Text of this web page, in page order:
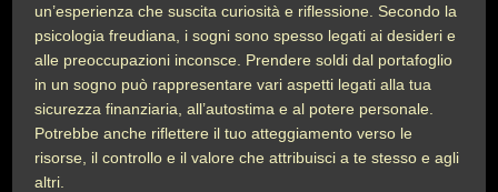
un’esperienza che suscita curiosità e riflessione. Secondo la
psicologia freudiana, i sogni sono spesso legati ai desideri e
alle preoccupazioni inconsce. Prendere soldi dal portafoglio
in un sogno può rappresentare vari aspetti legati alla tua
sicurezza finanziaria, all’autostima e al potere personale.
Potrebbe anche riflettere il tuo atteggiamento verso le
risorse, il controllo e il valore che attribuisci a te stesso e agli
altri.